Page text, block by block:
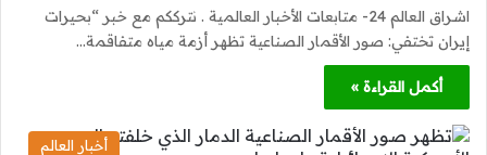
اشراق العالم 24- متابعات الأخبار العالمية . نترككم مع خبر “بحيرات
إيران تختفي: صور الأقمار الصناعية تظهر أزمة مياه متفاقمة…
أكمل القراءة »
أخبار العالم